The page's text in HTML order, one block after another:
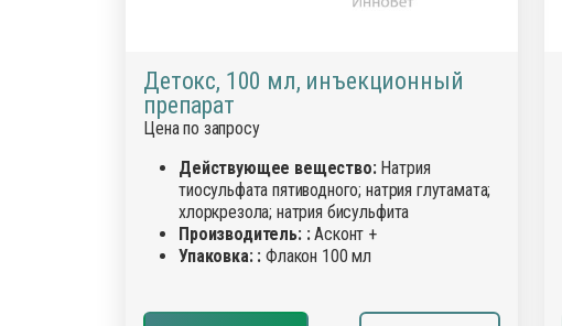
Детокс, 100 мл, инъекционный
препарат
Цена по запросу
Действующее вещество:Натрия
тиосульфата пятиводного; натрия глутамата;
хлоркрезола; натрия бисульфита
Производитель: :Асконт +
Упаковка: : Флакон 100 мл